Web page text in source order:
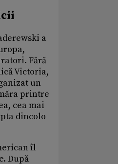
a
Fără
Victoria,
un
printre
cea mai
dincolo
îl
După